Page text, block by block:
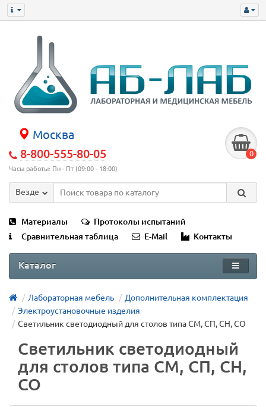
Москва
8-800-555-80-05
Часы работы: Пн - Пт (09:00 - 18:00)
0
Везде
Материалы
Протоколы испытаний
Сравнительная таблица
E-Mail Контакты
Каталог
Лабораторная мебель
Дополнительная комплектация
Электроустановочные изделия
Светильник светодиодный для столов типа СМ, СП, СН, СО
Светильник светодиодный
для столов типа СМ, СП, СН,
СО